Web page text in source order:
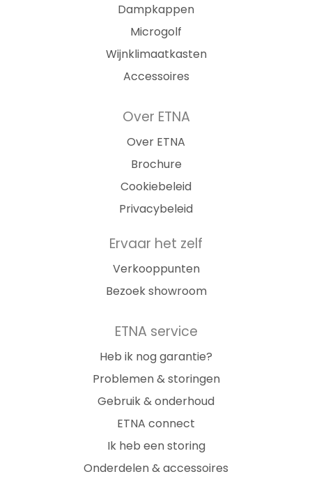
Dampkappen
Microgolf
Wijnklimaatkasten
Accessoires
Over ETNA
Over ETNA
Brochure
Cookiebeleid
Privacybeleid
Ervaar het zelf
Verkooppunten
Bezoek showroom
ETNA service
Heb ik nog garantie?
Problemen & storingen
Gebruik & onderhoud
ETNA connect
Ik heb een storing
Onderdelen & accessoires